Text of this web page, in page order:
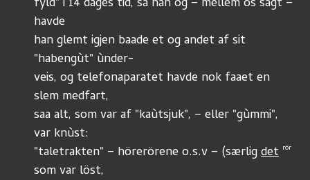
havde
han glemt igjen baade et og andet af sit
"habengùt" ùnder-
veis, og telefonaparatet havde nok faaet en
slem medfart,
saa alt, som var af "kaùtsjuk", – eller "gùmmi",
var knùst:
"taletrakten" – hörerörene o.s.v – (særlig det rör
som var löst,